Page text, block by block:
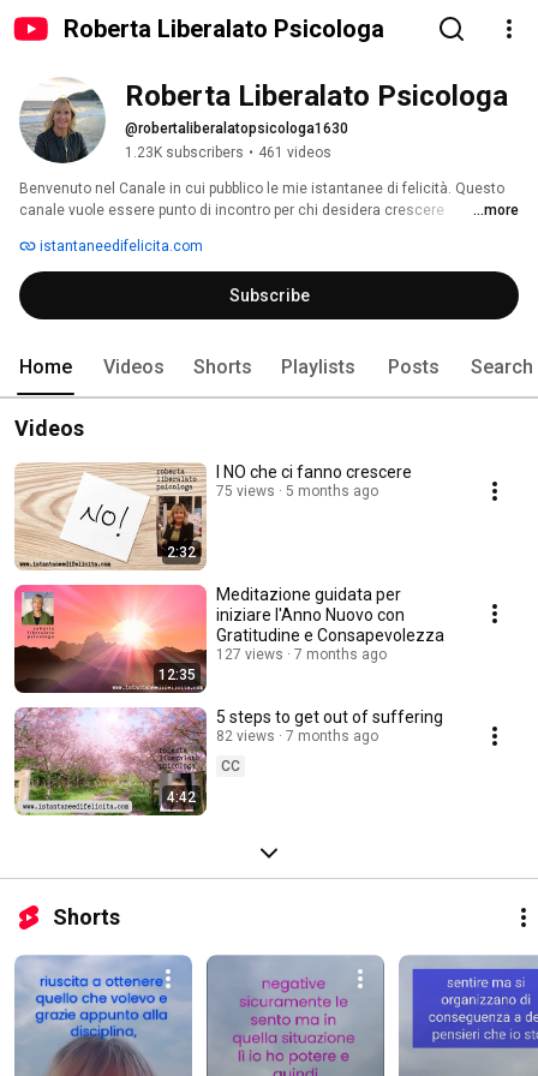
Roberta Liberalato Psicologa
Roberta Liberalato Psicologa
@robertaliberalatopsicologa1630
1.23K subscribers • 461 videos
Benvenuto nel Canale in cui pubblico le mie istantanee di felicità. Questo
canale vuole essere punto di incontro per chi desidera crescere
...more
istantaneedifelicita.com
Subscribe
Home Videos Shorts Playlists Posts Search
Videos
2:32
I NO che ci fanno crescere
75 views 5 months ago
12:35
Meditazione guidata per
iniziare l'Anno Nuovo con
Gratitudine e Consapevolezza
127 views 7 months ago
4:42
5 steps to get out of suffering
82 views
7 months ago
CC
Shorts